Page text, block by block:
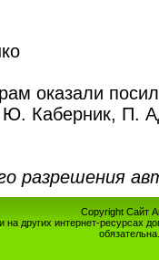
оказали
Каберник, П.
разрешения
Copyright Сайт
других интернет-ресурсах
обязательна.